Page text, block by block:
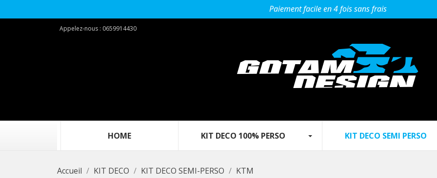
Paiement facile en 4 fois sans frais
Appelez-nous : 0659914430
‎ ‎ ‎ ‎ ‎ ‎ ‎ ‎ ‎ ‎‎ ‎ ‎ ‎ ‎ ‎ ‎ ‎ ‎ ‎ ‎HOME‎ ‎ ‎ ‎ ‎ ‎ ‎ ‎ ‎ ‎ ‎ ‎ ‎ ‎ ‎ ‎ ‎ ‎ ‎ ‎ KIT DECO 100% PERSO‎ ‎ ‎‎ ‎ ‎ ‎ ‎ ‎‎ ‎ ‎ ‎ KIT DECO SEMI PERSO‎
Accueil KIT DECO KIT DECO SEMI-PERSO KTM